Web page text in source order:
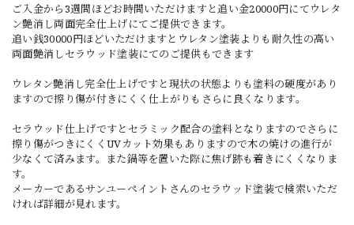
ご入金から3週間ほどお時間いただけますと追い金20000円にてウレタ
ン艶消し両面完全仕上げにてご提供できます。
追い銭30000円ほどいただけますとウレタン塗装よりも耐久性の高い
両面艶消しセラウッド塗装にてのご提供もできます
ウレタン艶消し完全仕上げですと現状の状態よりも塗料の硬度があり
ますので擦り傷が付きにくく仕上がりもさらに良くなります。
セラウッド仕上げですとセラミック配合の塗料となりますのでさらに
擦り傷がつきにくくUVカット効果もありますので木の焼けの進行が
少なくて済みます。また鍋等を置いた際に焦げ跡も着きにくくなりま
す。
メーカーであるサンユーペイントさんのセラウッド塗装で検索いただ
ければ詳細が見れます。